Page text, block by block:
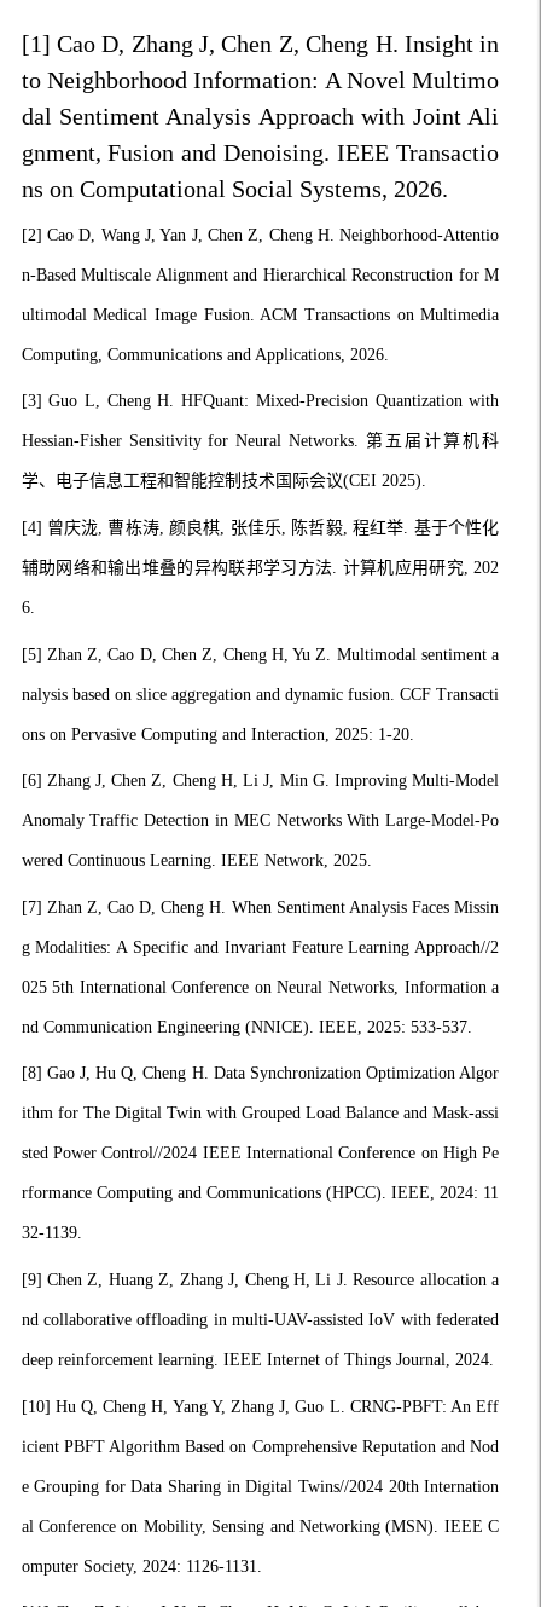
[1] Cao D, Zhang J, Chen Z,Cheng H. Insight in
to Neighborhood Information: A Novel Multimo
dal Sentiment Analysis Approach with Joint Ali
gnment, Fusion and Denoising. IEEE Transactio
ns on Computational Social Systems, 2026.
[2] Cao D , Wang J, Yan J, Chen Z, Cheng H. Neighborhood-Attentio
n-Based Multiscale Alignment and Hierarchical Reconstruction for M
ultimodal Medical Image Fusion. ACM Transactions on Multimedia
Computing, Communications and Applications, 2026.
[3] Guo L, Cheng H. HFQuant: Mixed-Precision Quantization with
Hessian-Fisher Sensitivity for Neural Networks.第五届计算机科
学、电子信息工程和智能控制技术国际会议(CEI 2025).
[4] 曾庆泷, 曹栋涛, 颜良棋, 张佳乐, 陈哲毅, 程红举. 基于个性化
辅助网络和输出堆叠的异构联邦学习方法. 计算机应用研究, 202
6.
[5] Zhan Z, Cao D, Chen Z, Cheng H, Yu Z. Multimodal sentiment a
nalysis based on slice aggregation and dynamic fusion. CCF Transacti
ons on Pervasive Computing and Interaction, 2025: 1-20.
[6] Zhang J, Chen Z, Cheng H, Li J, Min G. Improving Multi-Model
Anomaly Traffic Detection in MEC Networks With Large-Model-Po
wered Continuous Learning. IEEE Network, 2025.
[7] Zhan Z, Cao D, Cheng H. When Sentiment Analysis Faces Missin
g Modalities: A Specific and Invariant Feature Learning Approach//2
025 5th International Conference on Neural Networks, Information a
nd Communication Engineering (NNICE). IEEE, 2025: 533-537.
[8] Gao J, Hu Q, Cheng H. Data Synchronization Optimization Algor
ithm for The Digital Twin with Grouped Load Balance and Mask-assi
sted Power Control//2024 IEEE International Conference on High Pe
rformance Computing and Communications (HPCC). IEEE, 2024: 11
32-1139.
[9] Chen Z, Huang Z, Zhang J, Cheng H, Li J. Resource allocation a
nd collaborative offloading in multi-UAV-assisted IoV with federated
deep reinforcement learning. IEEE Internet of Things Journal, 2024.
[10] Hu Q, Cheng H, Yang Y, Zhang J, Guo L. CRNG-PBFT: An Eff
icient PBFT Algorithm Based on Comprehensive Reputation and Nod
e Grouping for Data Sharing in Digital Twins//2024 20th Internation
al Conference on Mobility, Sensing and Networking (MSN). IEEE C
omputer Society, 2024: 1126-1131.